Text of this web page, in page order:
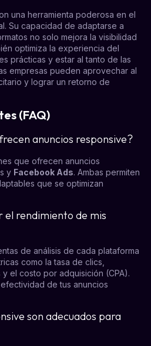
una herramienta poderosa en el
Su capacidad de adaptarse a
no solo mejora la visibilidad
optimiza la experiencia del
prácticas y estar al tanto de las
empresas pueden aprovechar al
y lograr un retorno de
(FAQ)
anuncios responsive?
que ofrecen anuncios
y Facebook Ads. Ambas permiten
que se optimizan
el rendimiento de mis
de análisis de cada plataforma
como la tasa de clics,
el costo por adquisición (CPA).
de tus anuncios
son adecuados para